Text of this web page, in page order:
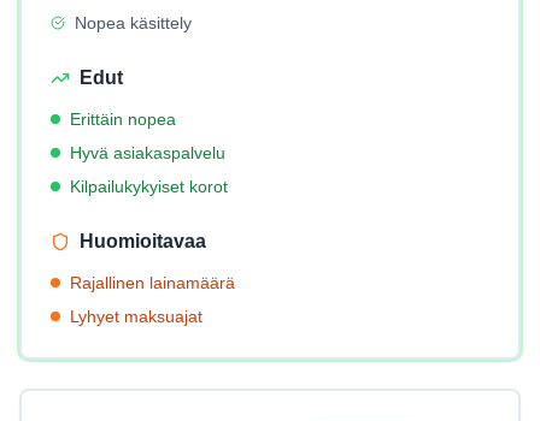
Nopea käsittely
Edut
Erittäin nopea
Hyvä asiakaspalvelu
Kilpailukykyiset korot
Huomioitavaa
Rajallinen lainamäärä
Lyhyet maksuajat